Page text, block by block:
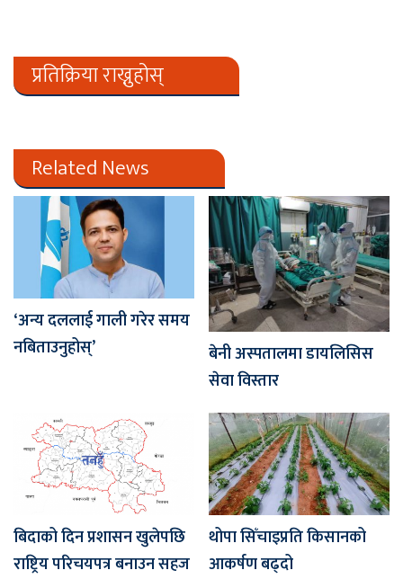
प्रतिक्रिया राख्नुहोस्
Related News
‘अन्य दललाई गाली गरेर समय
नबिताउनुहोस्’
बेनी अस्पतालमा डायलिसिस
सेवा विस्तार
बिदाको दिन प्रशासन खुलेपछि
राष्ट्रिय परिचयपत्र बनाउन सहज
थोपा सिँचाइप्रति किसानको
आकर्षण बढ्दो